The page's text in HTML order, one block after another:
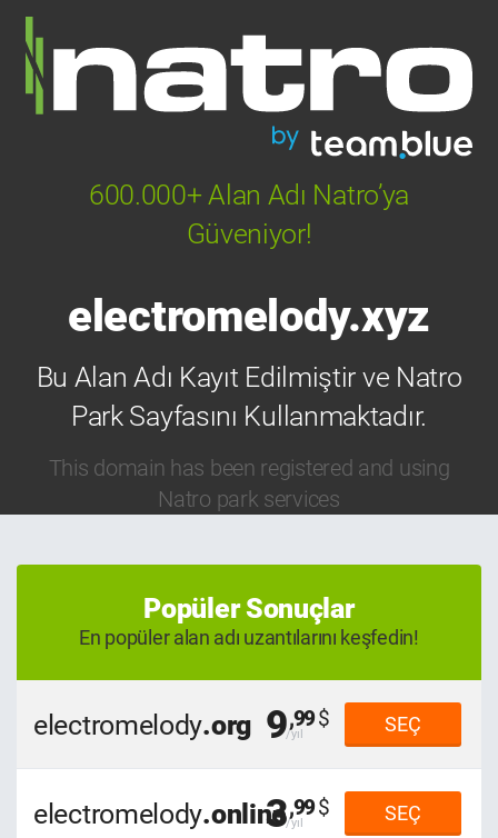
600.000+ Alan Adı Natro’ya
Güveniyor!
electromelody.xyz
Bu Alan Adı Kayıt Edilmiştir ve Natro
Park Sayfasını Kullanmaktadır.
This domain has been registered and using
Natro park services
Popüler Sonuçlar
En popüler alan adı uzantılarını keşfedin!
electromelody.org 9,99 SEÇ
electromelody.online
3,99 SEÇ